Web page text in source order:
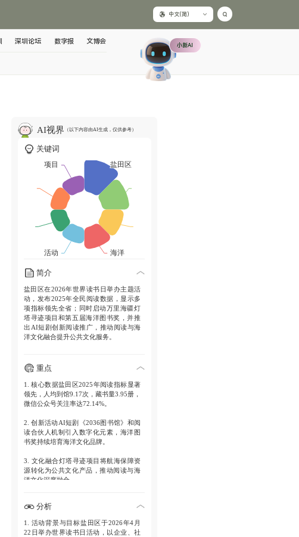
中文(简)
深圳论坛 数字报 文博会 小新AI
AI视界 （以下内容由AI生成，仅供参考）
关键词
简介
盐田区在2026年世界读书日举办主题活
动，发布2025年全民阅读数据，显示多
项指标领先全省；同时启动万里海疆灯
塔寻迹项目和第五届海洋图书奖，并推
出AI短剧创新阅读推广，推动阅读与海
洋文化融合提升公共文化服务。
重点
1.核心数据盐田区2025年阅读指标显著
领先，人均到馆9.17次，藏书量3.95册，
微信公众号关注率达72.14%。
2.创新活动 AI短剧《2036图书馆》和阅
读合伙人机制引入数字化元素，海洋图
书奖持续培育海洋文化品牌。
3. 文化融合灯塔寻迹项目将航海保障资
源转化为公共文化产品，推动阅读与海
洋文化深度融合。
分析
1. 活动背景与目标盐田区于2026年4月
22日举办世界读书日活动，以企业、社